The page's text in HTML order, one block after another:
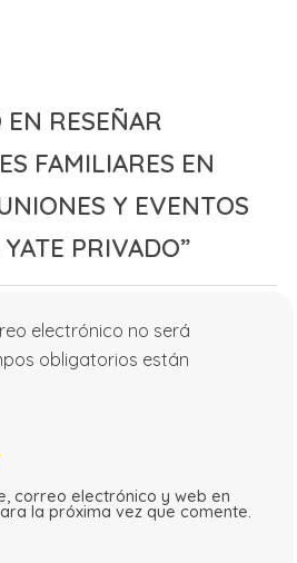
RESEÑAR
FAMILIARES EN
Y EVENTOS
PRIVADO”
electrónico no será
obligatorios están
correo electrónico y web en
la próxima vez que comente.